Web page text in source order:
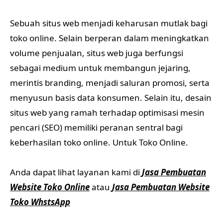
Sebuah situs web menjadi keharusan mutlak bagi
toko online. Selain berperan dalam meningkatkan
volume penjualan, situs web juga berfungsi
sebagai medium untuk membangun jejaring,
merintis branding, menjadi saluran promosi, serta
menyusun basis data konsumen. Selain itu, desain
situs web yang ramah terhadap optimisasi mesin
pencari (SEO) memiliki peranan sentral bagi
keberhasilan toko online. Untuk Toko Online.
Anda dapat lihat layanan kami di Jasa Pembuatan
Website Toko Onlineatau Jasa Pembuatan Website
Toko WhstsApp